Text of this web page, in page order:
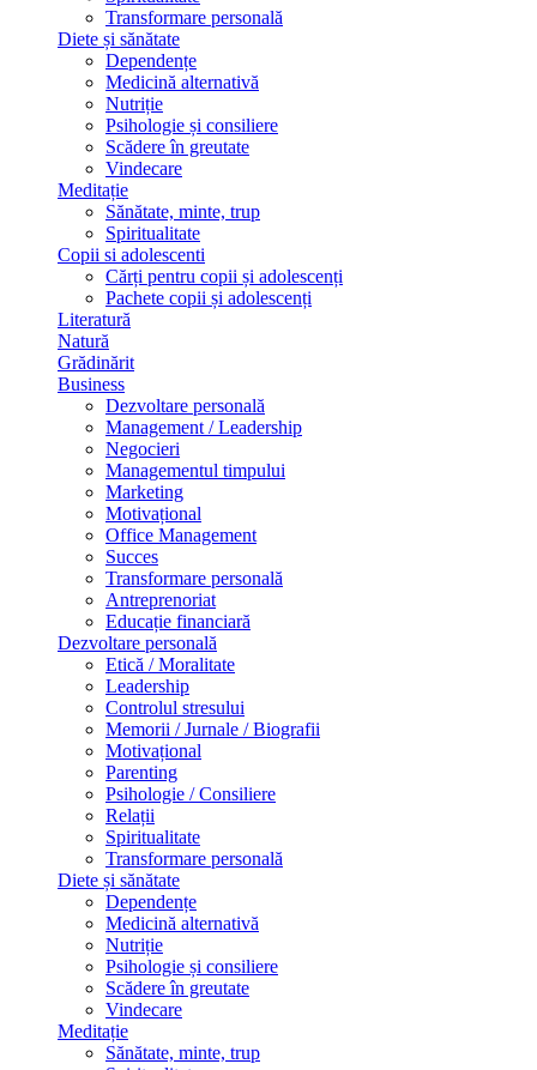
Transformare personală
Diete și sănătate
Dependențe
Medicină alternativă
Nutriție
Psihologie și consiliere
Scădere în greutate
Vindecare
Meditație
Sănătate, minte, trup
Spiritualitate
Copii si adolescenti
Cărți pentru copii și adolescenți
Pachete copii și adolescenți
Literatură
Natură
Grădinărit
Business
Dezvoltare personală
Management / Leadership
Negocieri
Managementul timpului
Marketing
Motivațional
Office Management
Succes
Transformare personală
Antreprenoriat
Educație financiară
Dezvoltare personală
Etică / Moralitate
Leadership
Controlul stresului
Memorii / Jurnale / Biografii
Motivațional
Parenting
Psihologie / Consiliere
Relații
Spiritualitate
Transformare personală
Diete și sănătate
Dependențe
Medicină alternativă
Nutriție
Psihologie și consiliere
Scădere în greutate
Vindecare
Meditație
Sănătate, minte, trup